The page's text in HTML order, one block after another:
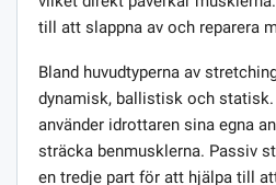
till att slappna av och reparera
Bland huvudtyperna av
dynamisk, ballistisk och
använder idrottaren sina egna
sträcka benmusklerna. Passiv
en tredje part för att hjälpa till